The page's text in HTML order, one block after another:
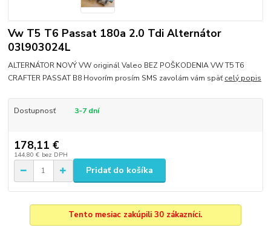
Vw T5 T6 Passat 180a 2.0 Tdi Alternátor
03l903024L
ALTERNÁTOR NOVÝ VW originál Valeo BEZ POŠKODENIA VW T5 T6
CRAFTER PASSAT B8 Hovorím prosím SMS zavolám vám späťcelý popis
Dostupnosť 3-7 dní
178,11 €
144,80 € bez DPH
Pridať do košíka
Tento mesiac zakúpili 30 zákazníci.